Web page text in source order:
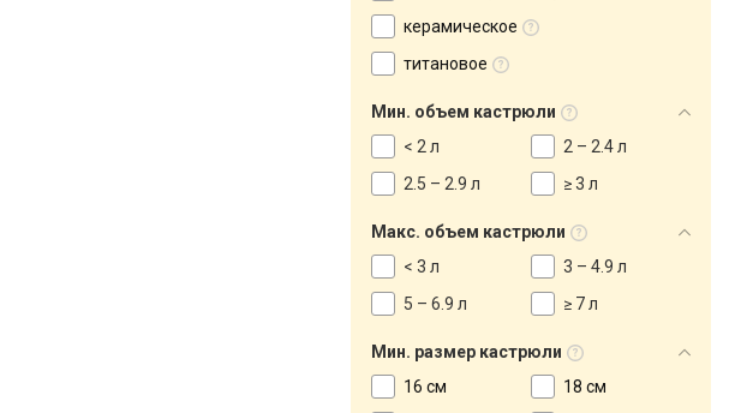
керамическое
титановое
Мин. объем кастрюли
< 2 л
2 – 2.4 л
2.5 – 2.9 л
≥ 3 л
Макс. объем кастрюли
< 3 л
3 – 4.9 л
5 – 6.9 л
≥ 7 л
Мин. размер кастрюли
16 см
18 см